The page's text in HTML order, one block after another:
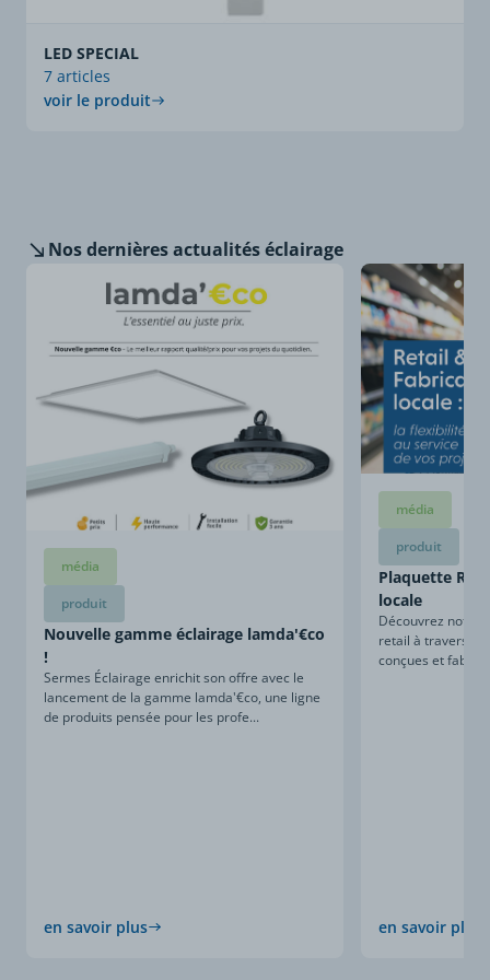
LED SPECIAL
7 articles
voir le produit
Nos dernièresactualités éclairage
média
produit
Nouvelle gamme éclairage lamda'€co
!
Sermes Éclairage enrichit son offre avec le
lancement de la gamme lamda'€co, une ligne
de produits pensée pour les profe...
en savoir plus
média
produit
Plaquette
locale
Découvrez notre
retail à travers
conçues et
en savoir plus